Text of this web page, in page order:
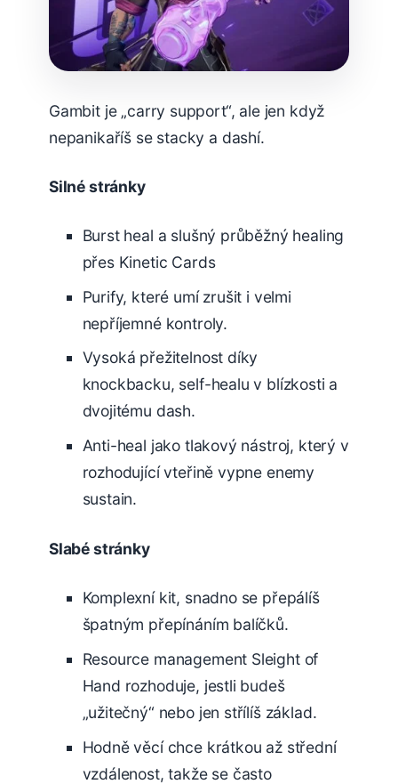
Gambit je „carry support“, ale jen když
nepanikaříš se stacky a dashí.
Silné stránky
Burst heal a slušný průběžný healing
přes Kinetic Cards
Purify, které umí zrušit i velmi
nepříjemné kontroly.
Vysoká přežitelnost díky
knockbacku, self-healu v blízkosti a
dvojitému dash.
Anti-heal jako tlakový nástroj, který v
rozhodující vteřině vypne enemy
sustain.
Slabé stránky
Komplexní kit, snadno se přepálíš
špatným přepínáním balíčků.
Resource management Sleight of
Hand rozhoduje, jestli budeš
„užitečný“ nebo jen střílíš základ.
Hodně věcí chce krátkou až střední
vzdálenost, takže se často